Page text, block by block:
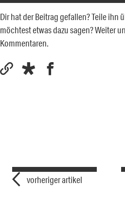
Dir hat der Beitrag gefallen? Teile ihn
möchtest etwas dazu sagen? Weiter
Kommentaren.
vorheriger artikel